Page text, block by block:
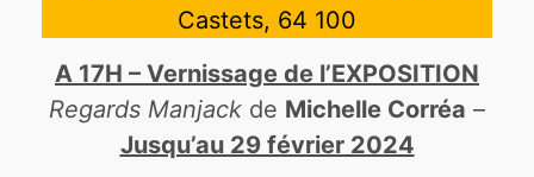
Castets, 64 100
A 17H – Vernissage de l’EXPOSITION
Regards Manjack de Michelle Corréa –
Jusqu’au 29 février 2024